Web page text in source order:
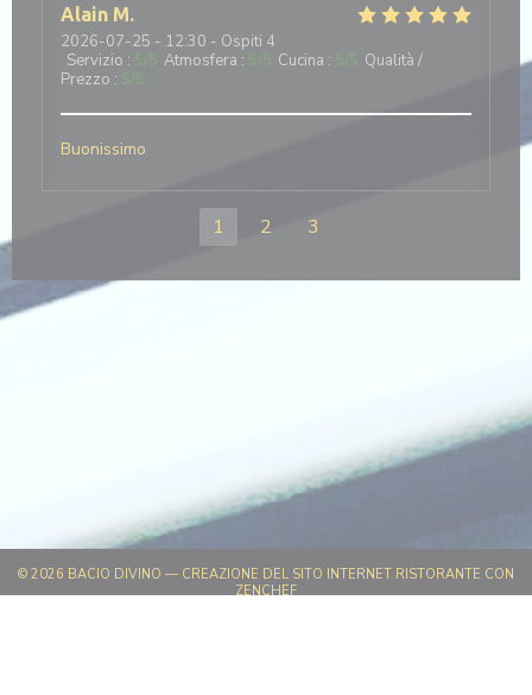
Alain M
2026-07-25 - 12:30 - Ospiti 4
Servizio : Atmosfera : Cucina :
Qualità /
Prezzo :
Buonissimo
1 2 3
© 2026 BACIO DIVINO — CREAZIONE DEL SITO INTERNET RISTORANTE CON
ZENCHEF((APRE UNA NUOVA FINESTRA))